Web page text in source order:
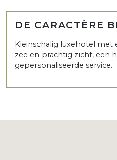
DE CARACTÈRE
Kleinschalig luxehotel met
zee en prachtig zicht, een
gepersonaliseerde service.